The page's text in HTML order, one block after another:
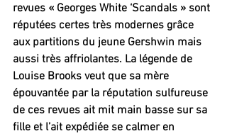
revues « Georges White ‘Scandals » sont
réputées certes très modernes grâce
aux partitions du jeune Gershwin mais
aussi très affriolantes. La légende de
Louise Brooks veut que sa mère
épouvantée par la réputation sulfureuse
de ces revues ait mit main basse sur sa
fille et l’ait expédiée se calmer en